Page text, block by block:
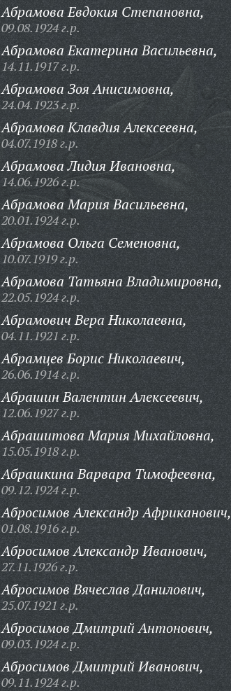
Абрамова Евдокия Степановна,
09.08.1924 г.р.
Абрамова Екатерина Васильевна,
14.11.1917 г.р.
Абрамова Зоя Анисимовна,
24.04.1923 г.р.
Абрамова Клавдия Алексеевна,
04.07.1918 г.р.
Абрамова Лидия Ивановна,
14.06.1926 г.р.
Абрамова Мария Васильевна,
20.01.1924 г.р.
Абрамова Ольга Семеновна,
10.07.1919 г.р.
Абрамова Татьяна Владимировна,
22.05.1924 г.р.
Абрамович Вера Николаевна,
04.11.1921 г.р.
Абрамцев Борис Николаевич,
26.06.1914 г.р.
Абрашин Валентин Алексеевич,
12.06.1927 г.р.
Абрашитова Мария Михайловна,
15.05.1918 г.р.
Абрашкина Варвара Тимофеевна,
09.12.1924 г.р.
Абросимов Александр Африканович,
01.08.1916 г.р.
Абросимов Александр Иванович,
27.11.1926 г.р.
Абросимов Вячеслав Данилович,
25.07.1921 г.р.
Абросимов Дмитрий Антонович,
09.03.1924 г.р.
Абросимов Дмитрий Иванович,
09.11.1924 г.р.